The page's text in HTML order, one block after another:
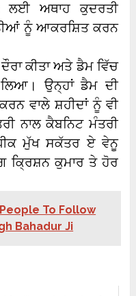
ਲਈ ਅਥਾਹ ਕੁਦਰਤੀ
ਨੂੰ ਆਕਰਸ਼ਿਤ ਕਰਨ
ਕੀਤਾ ਅਤੇ ਡੈਮ ਵਿੱਚ
ਲਿਆ। ਉਨ੍ਹਾਂ ਡੈਮ ਦੀ
ਵਾਲੇ ਸ਼ਹੀਦਾਂ ਨੂੰ ਵੀ
ਨਾਲ ਕੈਬਨਿਟ ਮੰਤਰੀ
ਮੁੱਖ ਸਕੱਤਰ ਏ ਵੇਨੂ
ਕ੍ਰਿਸ਼ਨ ਕੁਮਾਰ ਤੇ ਹੋਰ
To Follow
Bahadur Ji